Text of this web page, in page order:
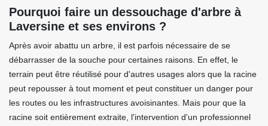
Pourquoi faire un dessouchage d'arbre à
Laversine et ses environs ?
Après avoir abattu un arbre, il est parfois nécessaire de se
débarrasser de la souche pour certaines raisons. En effet, le
terrain peut être réutilisé pour d'autres usages alors que la racine
peut repousser à tout moment et peut constituer un danger pour
les routes ou les infrastructures avoisinantes. Mais pour que la
racine soit entièrement extraite, l'intervention d'un professionnel